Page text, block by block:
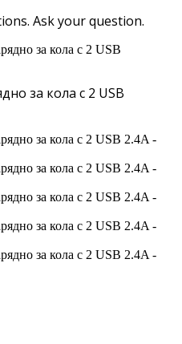
Ask your question.
за кола с 2 USB